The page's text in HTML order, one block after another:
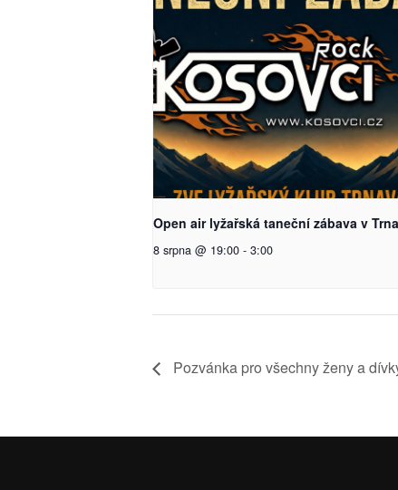
Open air lyžařská taneční zábava v
8 srpna @ 19:00 - 3:00
Pozvánka pro všechny ženy a